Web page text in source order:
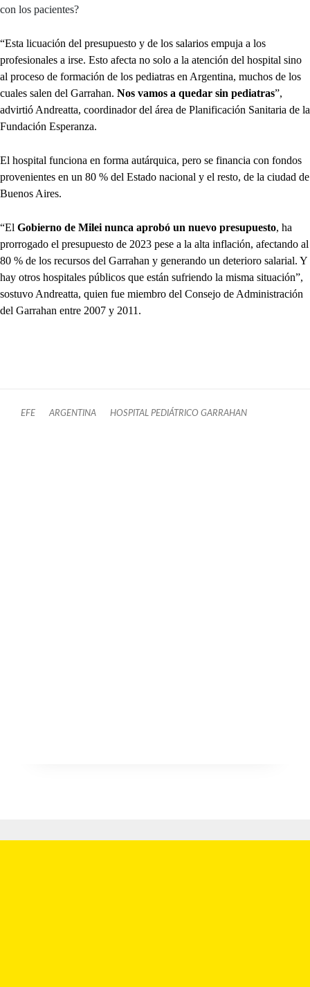
con los pacientes?
“Esta licuación del presupuesto y de los salarios empuja a los
profesionales a irse. Esto afecta no solo a la atención del hospital sino
al proceso de formación de los pediatras en Argentina, muchos de los
cuales salen del Garrahan. Nos vamos a quedar sin pediatras”,
advirtió Andreatta, coordinador del área de Planificación Sanitaria de la
Fundación Esperanza.
El hospital funciona en forma autárquica, pero se financia con fondos
provenientes en un 80 % del Estado nacional y el resto, de la ciudad de
Buenos Aires.
“El Gobierno de Milei nunca aprobó un nuevo presupuesto, ha
prorrogado el presupuesto de 2023 pese a la alta inflación, afectando al
80 % de los recursos del Garrahan y generando un deterioro salarial. Y
hay otros hospitales públicos que están sufriendo la misma situación”,
sostuvo Andreatta, quien fue miembro del Consejo de Administración
del Garrahan entre 2007 y 2011.
EFE ARGENTINA HOSPITAL PEDIÁTRICO GARRAHAN